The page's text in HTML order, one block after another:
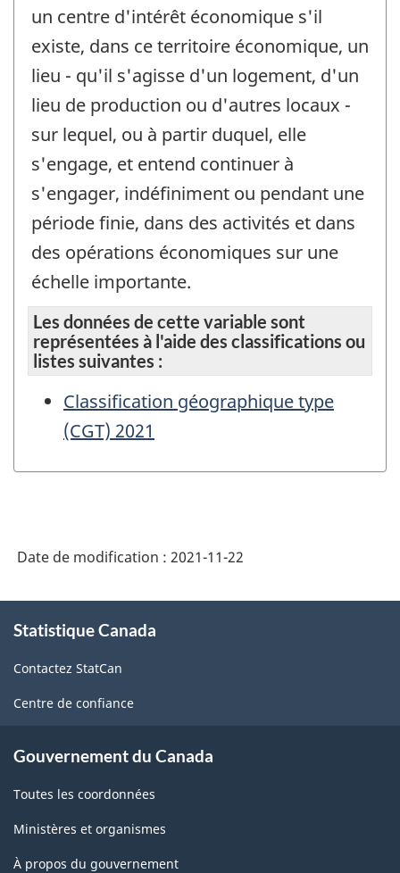
un centre d'intérêt économique s'il
existe, dans ce territoire économique, un
lieu - qu'il s'agisse d'un logement, d'un
lieu de production ou d'autres locaux -
sur lequel, ou à partir duquel, elle
s'engage, et entend continuer à
s'engager, indéfiniment ou pendant une
période finie, dans des activités et dans
des opérations économiques sur une
échelle importante.
Les données de cette variable sont
représentées à l'aide des classifications ou
listes suivantes :
Classification géographique type
(CGT) 2021
Date de modification : 2021-11-22
propos
ce
site
Statistique Canada
Contactez StatCan
Centre de confiance
Gouvernement du Canada
Toutes les coordonnées
Ministères et organismes
À propos du gouvernement